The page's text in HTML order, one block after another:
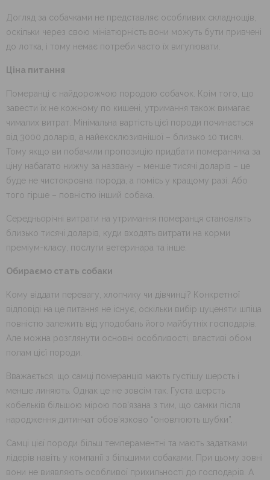
Догляд за собачками не представляє особливих складнощів,
оскільки через свою мініатюрність вони можуть бути привчені
до лотка, і тому немає потреби часто їх вигулювати.
Ціна питання
Померанці є найдорожчою породою собачок. Крім того, що
завести їх не кожному по кишені, утримання також вимагає
чималих витрат. Мінімальна вартість цієї породи починається
від 3000 доларів, а найексклюзивнішої – близько 10 тисяч.
Тому якщо ви побачили пропозицію придбати померанчика за
ціну набагато нижчу за названу – менше тисячі доларів – це
буде не чистокровна порода, а помісь у кращому разі. Або
того гірше – повністю інший собака.
Середньорічні витрати на утримання померанця становлять
близько тисячі доларів, куди входять витрати на корми
преміум-класу, послуги ветеринара та інше.
Обираємо стать собаки
Кому віддати перевагу, хлопчику чи дівчинці? Конкретної
відповіді на це питання не існує, оскільки вибір цуценяти шпіца
повністю залежить від уподобань його майбутніх господарів.
Але можна розглянути основні особливості, властиві обом
полам цієї породи.
Вважається, що самці померанців мають густішу шерсть і
менше линяють. Однак це не зовсім так. Густа шерсть
кобельків більшою мірою пов’язана з тим, що самки після
народження дитинчат обов’язково “оновлюють шубки”.
Самці цієї породи більш темпераментні та мають задатками
лідерів навіть у компанії з більшими собаками. При цьому зовні
вони не виявляють особливої прихильності до господарів. А